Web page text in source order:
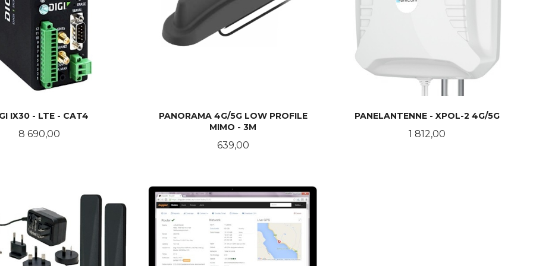
IX30 - LTE - CAT4
Pris
8 690,00
PANORAMA 4G/5G LOW PROFILE
MIMO - 3M
Pris
639,00
PANELANTENNE - XPOL-2 4G/5G
Pris
1 812,00